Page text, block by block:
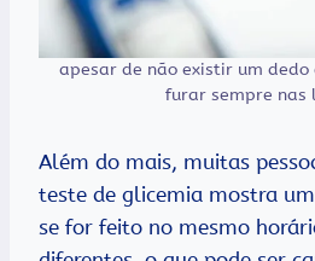
apesar de não existir um
furar sempre nas
Além do mais, muitas
teste de glicemia mostra
se for feito no mesmo